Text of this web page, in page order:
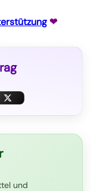
❤
X
i und